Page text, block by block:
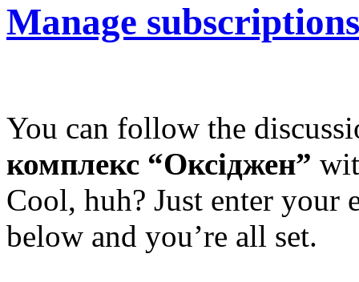
Manage subscriptions
You can follow the
комплекс “Оксіджен”
Cool, huh? Just enter your
below and you’re all set.